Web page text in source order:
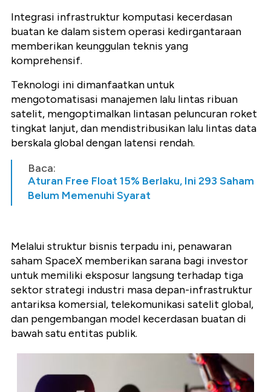
Integrasi infrastruktur komputasi kecerdasan
buatan ke dalam sistem operasi kedirgantaraan
memberikan keunggulan teknis yang
komprehensif.
Teknologi ini dimanfaatkan untuk
mengotomatisasi manajemen lalu lintas ribuan
satelit, mengoptimalkan lintasan peluncuran roket
tingkat lanjut, dan mendistribusikan lalu lintas data
berskala global dengan latensi rendah.
Baca:
Aturan Free Float 15% Berlaku, Ini 293 Saham
Belum Memenuhi Syarat
Melalui struktur bisnis terpadu ini, penawaran
saham SpaceX memberikan sarana bagi investor
untuk memiliki eksposur langsung terhadap tiga
sektor strategi industri masa depan-infrastruktur
antariksa komersial, telekomunikasi satelit global,
dan pengembangan model kecerdasan buatan di
bawah satu entitas publik.